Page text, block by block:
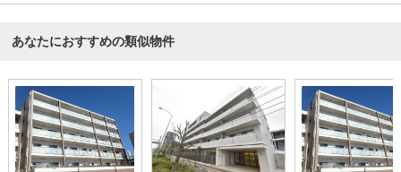
あなたにおすすめの類似物件